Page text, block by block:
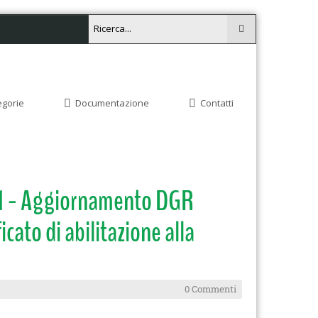
Documentazione Contatti
Aggiornamento DGR
di abilitazione alla
0 Commenti